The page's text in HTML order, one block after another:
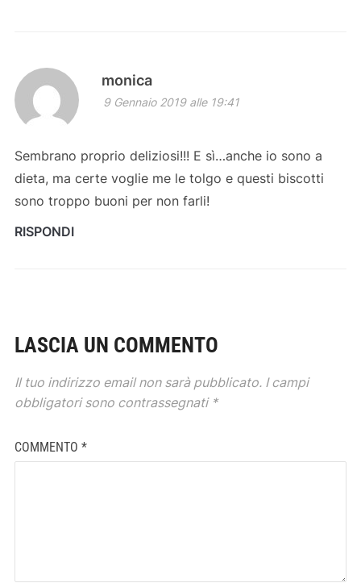
monica
9 Gennaio 2019 alle 19:41
Sembrano proprio deliziosi!!! E sì…anche io sono a
dieta, ma certe voglie me le tolgo e questi biscotti
sono troppo buoni per non farli!
RISPONDI
LASCIA UN COMMENTO
Il tuo indirizzo email non sarà pubblicato. I campi
obbligatori sono contrassegnati *
COMMENTO *